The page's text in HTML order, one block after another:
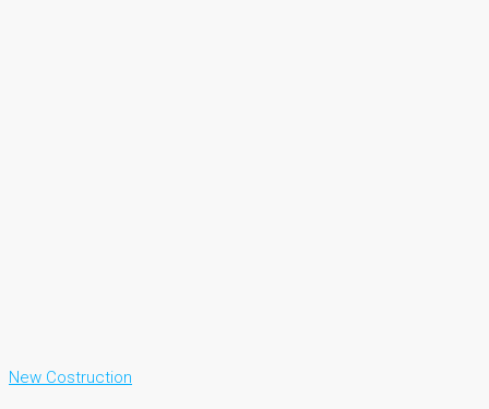
New Costruction